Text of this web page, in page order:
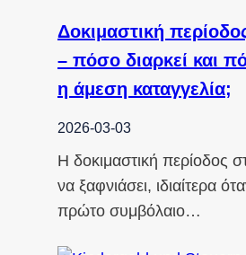
Δοκιμαστική
– πόσο διαρκεί και
η άμεση καταγγελία;
2026-03-03
Η δοκιμαστική περίοδος
να ξαφνιάσει, ιδιαίτερα
πρώτο συμβόλαιο…